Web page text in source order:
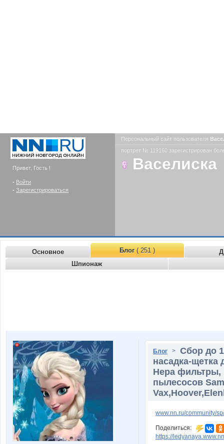
Привет, Гость !
- Войти
- Зарегистрироваться
Персональный сайт пользователя
портрет № 119160 зарегистрирован
Васелиска
Основное Блог( 251 )
Шпионаж
Блог > Сбор до
насадка-
Hepa фильтры,
пылесосов
www.nn.ru/community/
Поделиться:
https://